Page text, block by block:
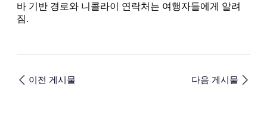
바 기반 경로와 니콜라이 연락처는 여행자들에게 알려
짐.
이전 게시물 다음 게시물